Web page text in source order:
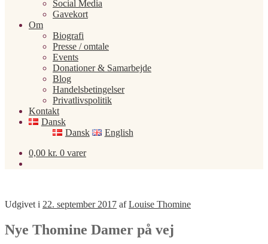
Social Media
Gavekort
Om
Biografi
Presse / omtale
Events
Donationer & Samarbejde
Blog
Handelsbetingelser
Privatlivspolitik
Kontakt
Dansk
Dansk
English
0,00 kr. 0 varer
Udgivet i 22. september 2017 afLouise Thomine
Nye Thomine Damer på vej